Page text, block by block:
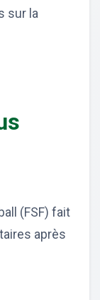
sur la
(FSF) fait
après